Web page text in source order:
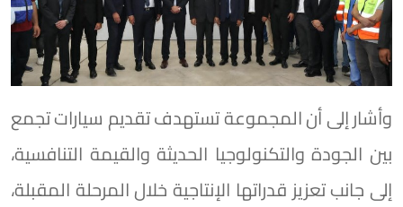
وأشار إلى أن المجموعة تستهدف تقديم سيارات تجمع
بين الجودة والتكنولوجيا الحديثة والقيمة التنافسية،
إلى جانب تعزيز قدراتها الإنتاجية خلال المرحلة المقبلة،